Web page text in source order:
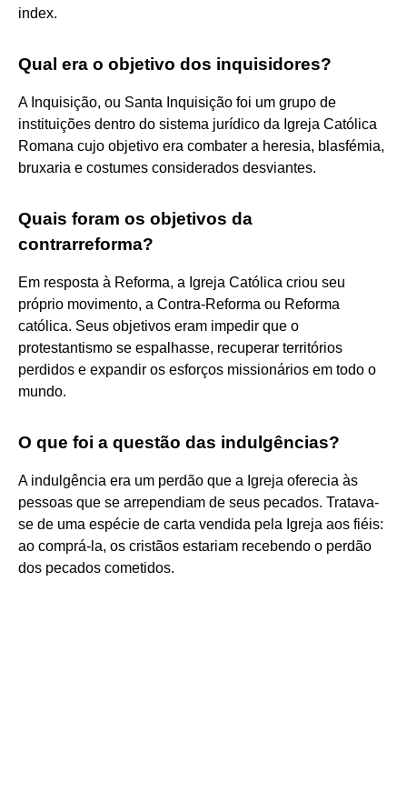
index.
Qual era o objetivo dos inquisidores?
A Inquisição, ou Santa Inquisição foi um grupo de
instituições dentro do sistema jurídico da Igreja Católica
Romana cujo objetivo era combater a heresia, blasfémia,
bruxaria e costumes considerados desviantes.
Quais foram os objetivos da
contrarreforma?
Em resposta à Reforma, a Igreja Católica criou seu
próprio movimento, a Contra-Reforma ou Reforma
católica. Seus objetivos eram impedir que o
protestantismo se espalhasse, recuperar territórios
perdidos e expandir os esforços missionários em todo o
mundo.
O que foi a questão das indulgências?
A indulgência era um perdão que a Igreja oferecia às
pessoas que se arrependiam de seus pecados. Tratava-
se de uma espécie de carta vendida pela Igreja aos fiéis:
ao comprá-la, os cristãos estariam recebendo o perdão
dos pecados cometidos.